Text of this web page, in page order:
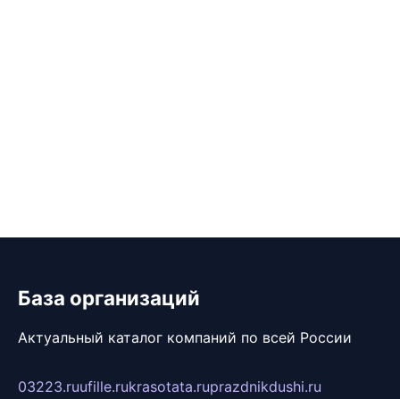
База организаций
Актуальный каталог компаний по всей России
03223.ruufille.rukrasotata.ruprazdnikdushi.ru